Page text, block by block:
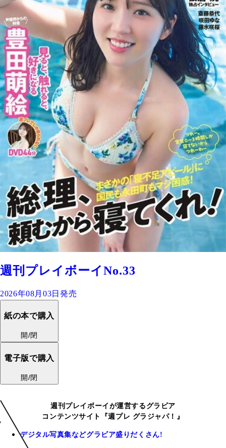
週刊プレイボーイNo.33
2026年08月03日発売
紙の本で購入
開/閉
電子版で購入
開/閉
週刊プレイボーイが運営するグラビア
コンテンツサイト『週プレ グラジャパ！』
デジタル写真集などグラビア盛りだくさん!